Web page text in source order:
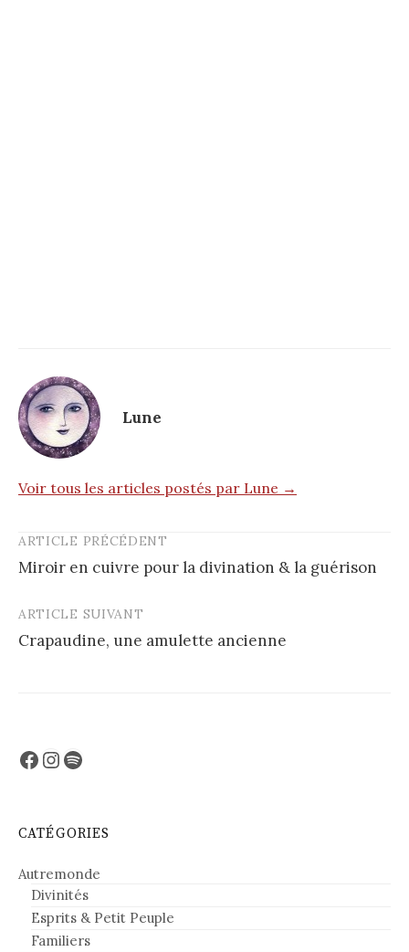
Lune
Voir tous les articles postés par Lune →
Post
navigation
ARTICLE PRÉCÉDENT
Miroir en cuivre pour la divination & la guérison
ARTICLE SUIVANT
Crapaudine, une amulette ancienne
Facebook
Instagram
Spotify
CATÉGORIES
Autremonde
Divinités
Esprits & Petit Peuple
Familiers